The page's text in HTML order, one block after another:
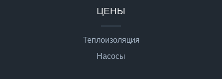
ЦЕНЫ
Теплоизоляция
Насосы